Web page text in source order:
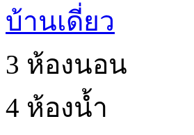
บ้านเดี่ยว
3 ห้องนอน
4 ห้องน้ำ